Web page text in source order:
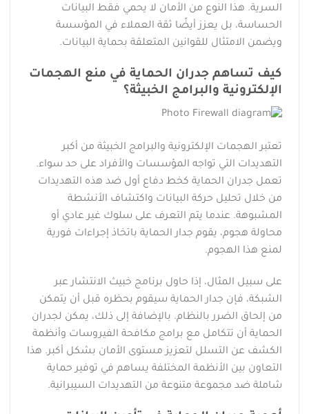
السرية. هذا النوع من الأمان لا يحمي فقط البيانات
الحساسة، بل يعزز أيضًا ثقة العملاء في المؤسسة
ويضمن الامتثال للقوانين المتعلقة بحماية البيانات.
كيف تساهم جدران الحماية في منع الهجمات
الإلكترونية والبرامج الخبيثة؟
تعتبر الهجمات الإلكترونية والبرامج الخبيثة من أكبر
التهديدات التي تواجه المؤسسات والأفراد على حد سواء.
تعمل جدران الحماية كخط دفاع أول ضد هذه التهديدات
من خلال تحليل حركة البيانات واكتشاف الأنشطة
المشبوهة. عندما يتم التعرف على سلوك غير عادي أو
محاولة هجوم، يقوم جدار الحماية باتخاذ إجراءات فورية
لمنع هذا الهجوم.
على سبيل المثال، إذا حاول برنامج خبيث الانتشار عبر
الشبكة، فإن جدار الحماية سيقوم بحظره قبل أن يتمكن
من إلحاق الضرر بالنظام. بالإضافة إلى ذلك، يمكن لجدران
الحماية أن تتكامل مع برامج مكافحة الفيروسات وأنظمة
الكشف عن التسلل لتعزيز مستوى الأمان بشكل أكبر. هذا
التعاون بين الأنظمة المختلفة يساهم في توفير حماية
شاملة ضد مجموعة متنوعة من التهديدات السيبرانية.